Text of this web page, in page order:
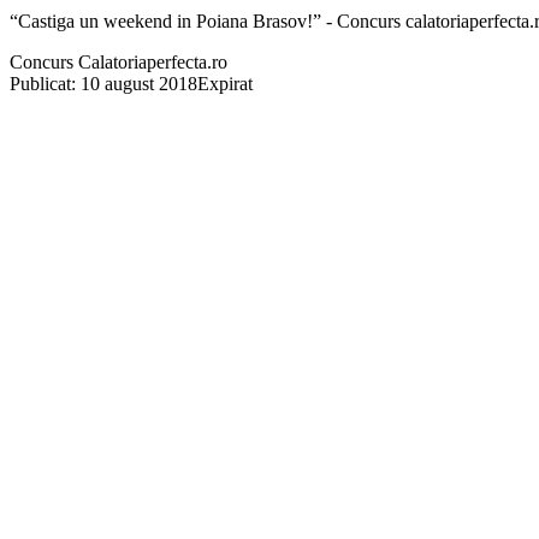
“Castiga un weekend in Poiana Brasov!” - Concurs
Concurs Calatoriaperfecta.ro
Publicat: 10 august 2018Expirat